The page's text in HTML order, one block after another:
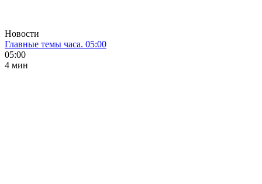
Новости
Главные темы часа. 05:00
05:00
4 мин